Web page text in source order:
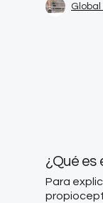
¿Qué es
Para